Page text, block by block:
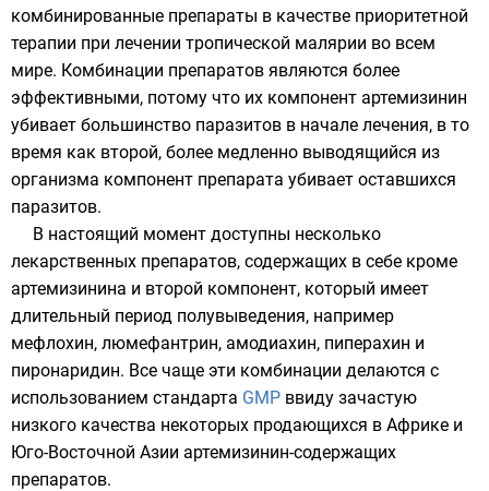
комбинированные препараты в качестве приоритетной
терапии при лечении тропической малярии во всем
мире. Комбинации препаратов являются более
эффективными, потому что их компонент артемизинин
убивает большинство паразитов в начале лечения, в то
время как второй, более медленно выводящийся из
организма компонент препарата убивает оставшихся
паразитов.
В настоящий момент доступны несколько
лекарственных препаратов, содержащих в себе кроме
артемизинина и второй компонент, который имеет
длительный период полувыведения, например
мефлохин, люмефантрин, амодиахин, пиперахин и
пиронаридин. Все чаще эти комбинации делаются с
использованием стандарта GMP ввиду зачастую
низкого качества некоторых продающихся в Африке и
Юго-Восточной Азии артемизинин-содержащих
препаратов.